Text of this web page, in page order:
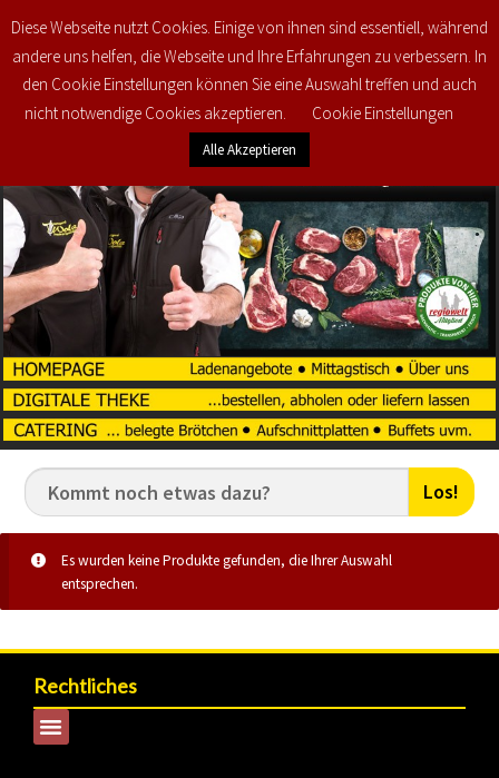
€ 0,00 0
Los!
Es wurden keine Produkte gefunden, die Ihrer Auswahl
entsprechen.
Rechtliches
Diese Webseite nutzt Cookies. Einige von ihnen sind essentiell, während
andere uns helfen, die Webseite und Ihre Erfahrungen zu verbessern. In
den Cookie Einstellungen können Sie eine Auswahl treffen und auch
nicht notwendige Cookies akzeptieren.
Cookie Einstellungen
Alle Akzeptieren